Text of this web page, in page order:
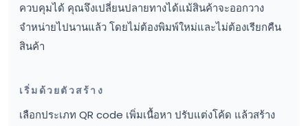
ควบคุมได้ คุณจึงเปลี่ยนปลายทางได้แม้สินค้าจะออกวาง
จำหน่ายไปนานแล้ว โดยไม่ต้องพิมพ์ใหม่และไม่ต้องเรียกคืน
สินค้า
เริ่มด้วยตัวสร้าง
เลือกประเภท QR code เพิ่มเนื้อหา ปรับแต่งโค้ด แล้วสร้าง